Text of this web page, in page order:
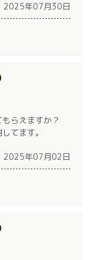
2025年07月30日
らえますか？
てます。
2025年07月02日